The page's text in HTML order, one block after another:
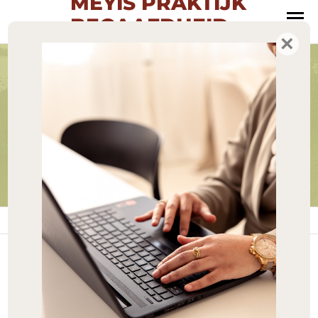
BEGAAFDHEID
Meyis in de Week
van
Hoogbegaafdheid
»Meyis in de Week van Hoogbegaafdheid
JAN
Ook dit jaar organiseert
Meyis praktijk begaafdheid
verschillende activiteiten
×